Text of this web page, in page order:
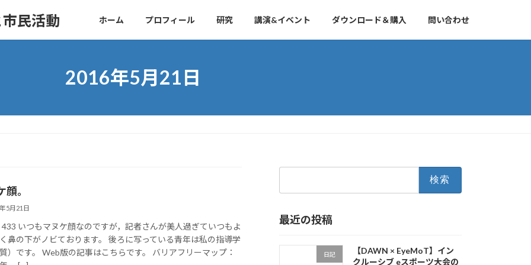
民活動 ホーム プロフィール 研究 講演&イベント ダウンロード＆購入 問い合わせ
2016年5月21日
顔。
5月21日
いつもマヌケ顔なのですが，記者さんが美人過ぎていつもよ
鼻の下がノビております。 後ろに写っている青年は私の指導学
）です。 Web版の記事はこちらです。 バリアフリーマップ：
最近の投稿
日記
【DAWN × EyeMoT】イン
クルーシブ eスポーツ大会の